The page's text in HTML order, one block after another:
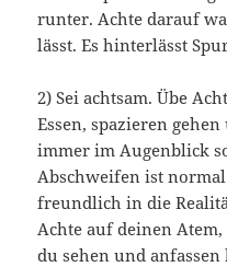
runter. Achte darauf
lässt. Es hinterlässt
2) Sei achtsam. Übe
Essen, spazieren
immer im Augenblick
Abschweifen ist
freundlich in die
Achte auf deinen
du sehen und anfassen